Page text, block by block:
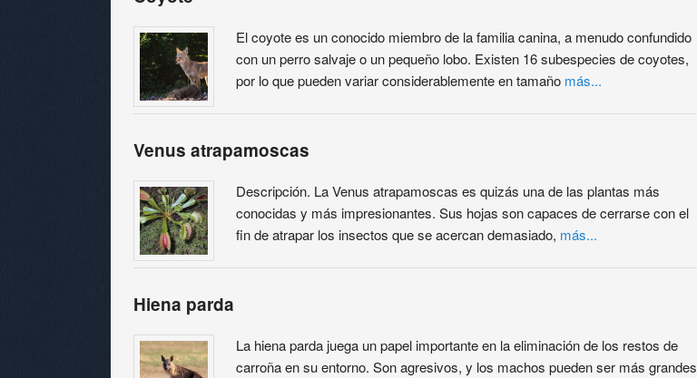
El coyote es un conocido miembro de la familia canina, a menudo confundido
con un perro salvaje o un pequeño lobo. Existen 16 subespecies de coyotes,
por lo que pueden variar considerablemente en tamaño más...
Venus atrapamoscas
Descripción. La Venus atrapamoscas es quizás una de las plantas más
conocidas y más impresionantes. Sus hojas son capaces de cerrarse con el
fin de atrapar los insectos que se acercan demasiado, más...
Hiena parda
La hiena parda juega un papel importante en la eliminación de los restos de
carroña en su entorno. Son agresivos, y los machos pueden ser más grandes